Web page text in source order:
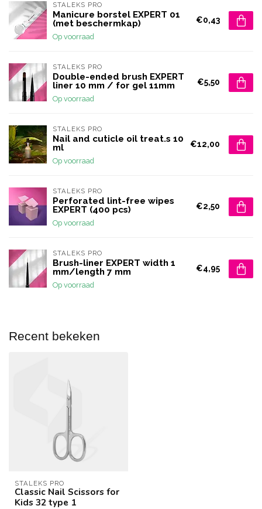
STALEKS PRO
Manicure borstel EXPERT 01
(met beschermkap)
Op voorraad
€0,43
STALEKS PRO
Double-ended brush EXPERT
liner 10 mm / for gel 11mm
Op voorraad
€5,50
STALEKS PRO
Nail and cuticle oil treat.s 10
ml
Op voorraad
€12,00
STALEKS PRO
Perforated lint-free wipes
EXPERT (400 pcs)
Op voorraad
€2,50
STALEKS PRO
Brush-liner EXPERT width 1
mm/length 7 mm
Op voorraad
€4,95
Recent bekeken
STALEKS PRO
Classic Nail Scissors for
Kids 32 type 1